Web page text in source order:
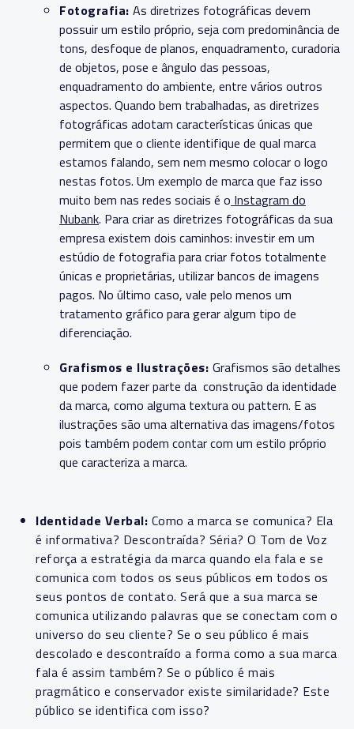
Fotografia: As diretrizes fotográficas devem
possuir um estilo próprio, seja com predominância de
tons, desfoque de planos, enquadramento, curadoria
de objetos, pose e ângulo das pessoas,
enquadramento do ambiente, entre vários outros
aspectos. Quando bem trabalhadas, as diretrizes
fotográficas adotam características únicas que
permitem que o cliente identifique de qual marca
estamos falando, sem nem mesmo colocar o logo
nestas fotos. Um exemplo de marca que faz isso
muito bem nas redes sociais é o Instagram do
Nubank. Para criar as diretrizes fotográficas da sua
empresa existem dois caminhos: investir em um
estúdio de fotografia para criar fotos totalmente
únicas e proprietárias, utilizar bancos de imagens
pagos. No último caso, vale pelo menos um
tratamento gráfico para gerar algum tipo de
diferenciação.
Grafismos e Ilustrações: Grafismos são detalhes
que podem fazer parte da construção da identidade
da marca, como alguma textura ou pattern. E as
ilustrações são uma alternativa das imagens/fotos
pois também podem contar com um estilo próprio
que caracteriza a marca.
Identidade Verbal: Como a marca se comunica? Ela
é informativa? Descontraída? Séria? O Tom de Voz
reforça a estratégia da marca quando ela fala e se
comunica com todos os seus públicos em todos os
seus pontos de contato. Será que a sua marca se
comunica utilizando palavras que se conectam com o
universo do seu cliente? Se o seu público é mais
descolado e descontraído a forma como a sua marca
fala é assim também? Se o público é mais
pragmático e conservador existe similaridade? Este
público se identifica com isso?